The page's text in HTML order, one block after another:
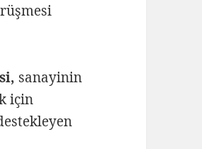
sanayinin
için